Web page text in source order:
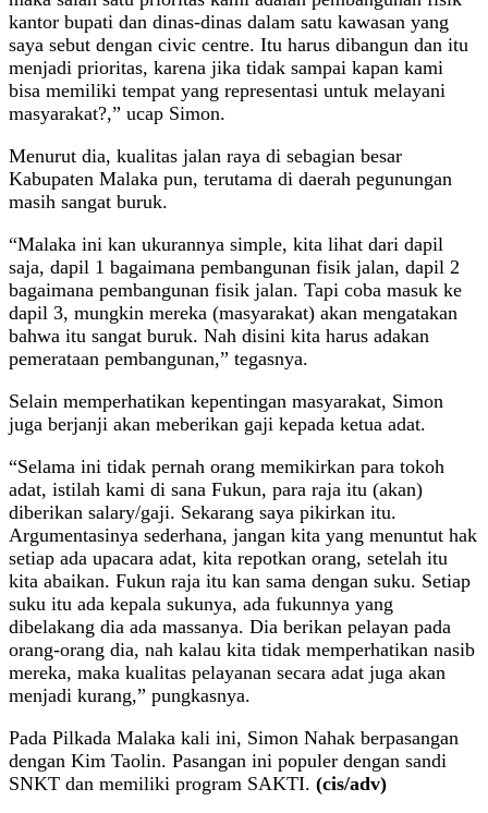
kantor bupati dan dinas-dinas dalam satu kawasan yang
saya sebut dengan civic centre. Itu harus dibangun dan itu
menjadi prioritas, karena jika tidak sampai kapan kami
bisa memiliki tempat yang representasi untuk melayani
masyarakat?,” ucap Simon.
Menurut dia, kualitas jalan raya di sebagian besar
Kabupaten Malaka pun, terutama di daerah pegunungan
masih sangat buruk.
“Malaka ini kan ukurannya simple, kita lihat dari dapil
saja, dapil 1 bagaimana pembangunan fisik jalan, dapil 2
bagaimana pembangunan fisik jalan. Tapi coba masuk ke
dapil 3, mungkin mereka (masyarakat) akan mengatakan
bahwa itu sangat buruk. Nah disini kita harus adakan
pemerataan pembangunan,” tegasnya.
Selain memperhatikan kepentingan masyarakat, Simon
juga berjanji akan meberikan gaji kepada ketua adat.
“Selama ini tidak pernah orang memikirkan para tokoh
adat, istilah kami di sana Fukun, para raja itu (akan)
diberikan salary/gaji. Sekarang saya pikirkan itu.
Argumentasinya sederhana, jangan kita yang menuntut hak
setiap ada upacara adat, kita repotkan orang, setelah itu
kita abaikan. Fukun raja itu kan sama dengan suku. Setiap
suku itu ada kepala sukunya, ada fukunnya yang
dibelakang dia ada massanya. Dia berikan pelayan pada
orang-orang dia, nah kalau kita tidak memperhatikan nasib
mereka, maka kualitas pelayanan secara adat juga akan
menjadi kurang,” pungkasnya.
Pada Pilkada Malaka kali ini, Simon Nahak berpasangan
dengan Kim Taolin. Pasangan ini populer dengan sandi
SNKT dan memiliki program SAKTI. (cis/adv)